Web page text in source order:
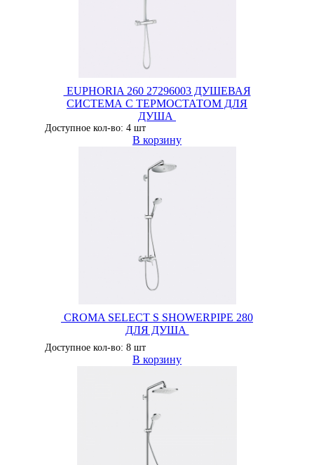
EUPHORIA 260 27296003 ДУШЕВАЯ
СИСТЕМА С ТЕРМОСТАТОМ ДЛЯ
ДУША
Доступное кол-во: 4 шт
В корзину
CROMA SELECT S SHOWERPIPE 280
ДЛЯ ДУША
Доступное кол-во: 8 шт
В корзину